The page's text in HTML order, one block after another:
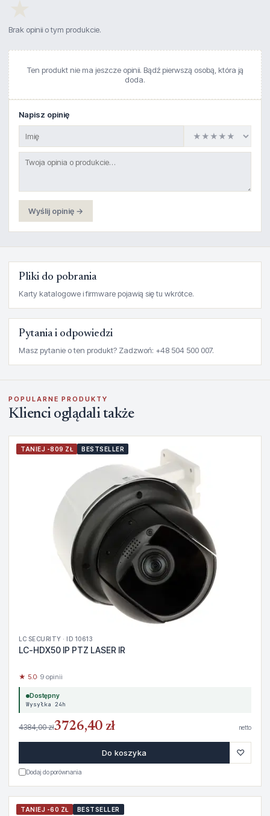
Brak opinii o tym produkcie.
Ten produkt nie ma jeszcze opinii. Bądź pierwszą osobą, która ją
doda.
Napisz opinię
Wyślij opinię →
Pliki do pobrania
Karty katalogowe i firmware pojawią się tu wkrótce.
Pytania i odpowiedzi
Masz pytanie o ten produkt? Zadzwoń: +48 504 500 007.
POPULARNE PRODUKTY
Klienci oglądali także
TANIEJ -809 ZŁ BESTSELLER
LC SECURITY · ID 10613
LC-HDX50 IP PTZ LASER IR
★ 5.0· 9 opinii
Dostępny
Wysyłka 24h
4384,00 zł3726,40 zł netto
Do koszyka ♡
Dodaj do porównania
TANIEJ -60 ZŁ BESTSELLER